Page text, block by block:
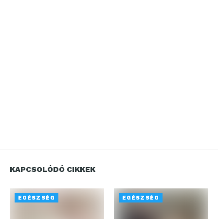
KAPCSOLÓDÓ CIKKEK
EGÉSZSÉG EGÉSZSÉG